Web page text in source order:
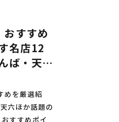
おすすめ
名店12
ば・天六
めを厳選紹
六ほか話題の
すすめポイ